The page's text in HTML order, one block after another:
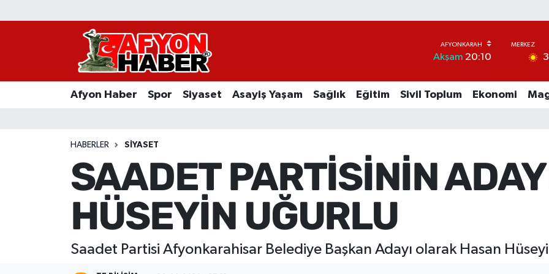
Akşam 20:10
Afyon Haber Spor Siyaset Asayiş Yaşam Sağlık Eğitim Sivil Toplum Ekonomi
HABERLER SIYASET
SAADET PARTİSİNİN
HÜSEYİN UĞURLU
Saadet Partisi Afyonkarahisar Belediye Başkan Adayı olarak Hasan
Afyon Haber
Asayiş Yaşam